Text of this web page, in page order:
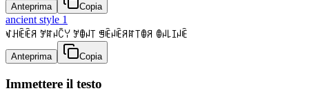
Anteprima Copia
ancient style 1
ꃴꃅꍟꍟꋪ ꎇꍏꈤꉓꌩ ꎇꂦꈤ꓄ ꁅꍟꈤꍟꋪꍏ꓄ꂦꋪ ꂦꈤ꒒ꀤꈤꍟ
Anteprima Copia
Immettere il testo